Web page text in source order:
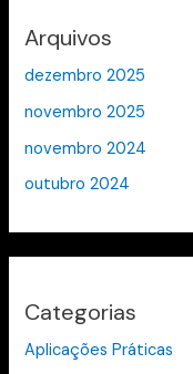
Arquivos
dezembro 2025
novembro 2025
novembro 2024
outubro 2024
Categorias
Aplicações Práticas